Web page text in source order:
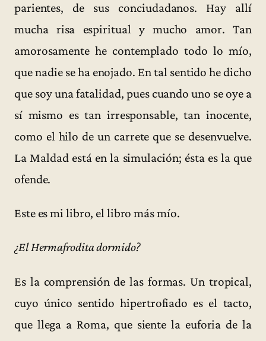
parientes, de sus conciudadanos. Hay allí
mucha risa espiritual y mucho amor. Tan
amorosamente he contemplado todo lo mío,
que nadie se ha enojado. En tal sentido he dicho
que soy una fatalidad, pues cuando uno se oye a
sí mismo es tan irresponsable, tan inocente,
como el hilo de un carrete que se desenvuelve.
La Maldad está en la simulación; ésta es la que
ofende.
Este es mi libro, el libro más mío.
¿El Hermafrodita dormido?
Es la comprensión de las formas. Un tropical,
cuyo único sentido hipertrofiado es el tacto,
que llega a Roma, que siente la euforia de la